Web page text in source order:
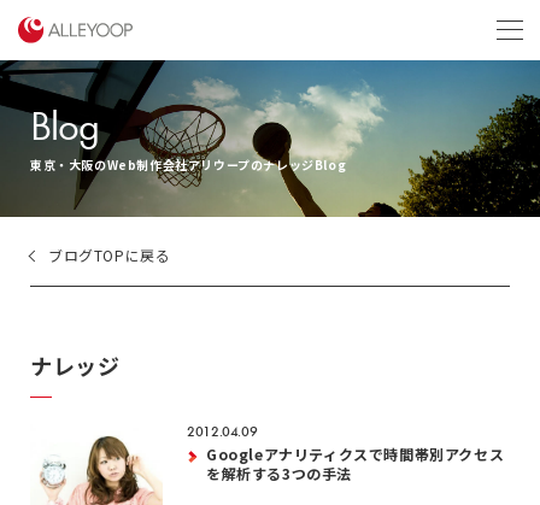
Blog
東京・大阪のWeb制作会社アリウープのナレッジBlog
ブログTOPに戻る
ナレッジ
2012.04.09
Googleアナリティクスで時間帯別アクセス
を解析する3つの手法